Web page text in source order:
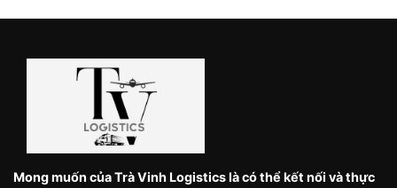
Mong muốn của Trà Vinh Logistics là có thể kết nối và thực